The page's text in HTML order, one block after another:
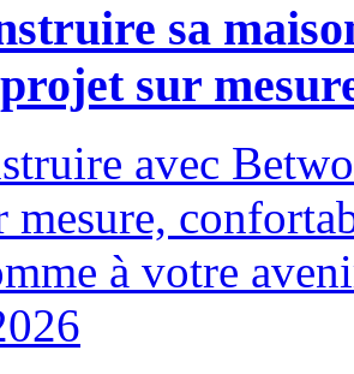
sa
sur
avec
mesure,
à votre